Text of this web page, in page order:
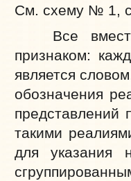
См. схему № 1,
Все вместе
признаком:
является
обозначения
представлений
такими
для указания